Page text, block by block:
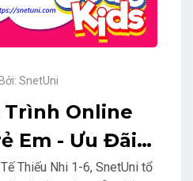
SnetUni
Trình Online
Em - Ưu Đãi
Tế Thiếu
Thiếu Nhi 1-6, SnetUni tổ